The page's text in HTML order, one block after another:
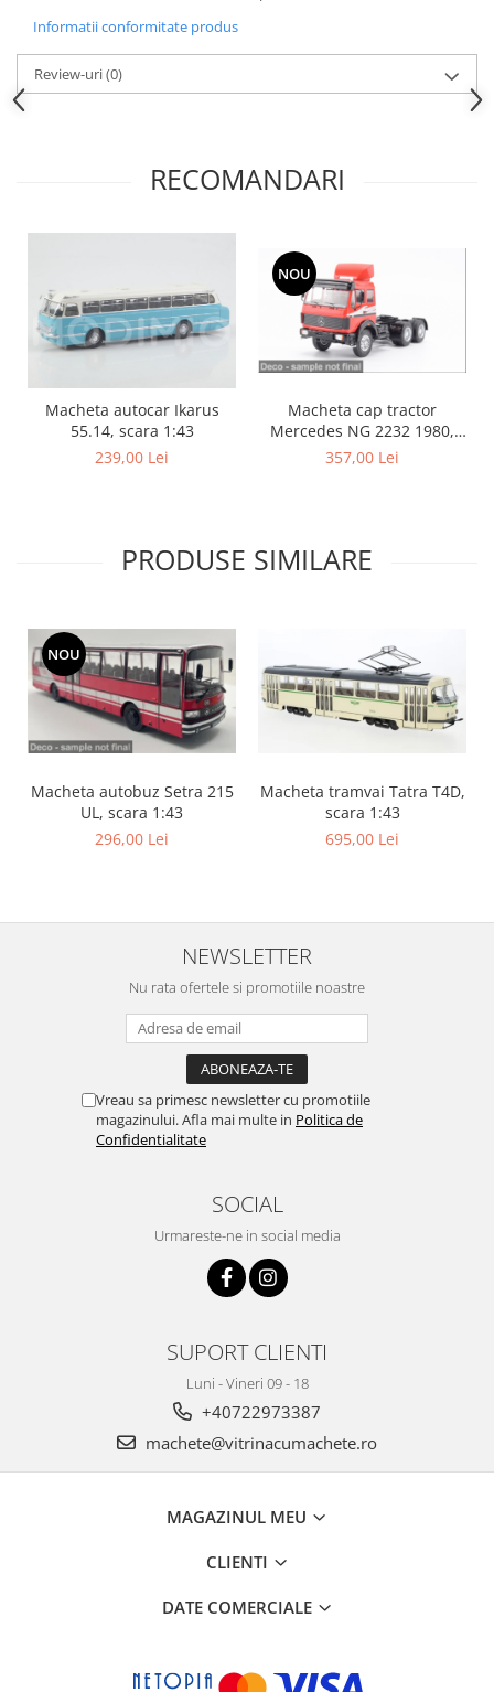
Informatii conformitate produs
Review-uri(0)
RECOMANDARI
Macheta autocar Ikarus
55.14, scara 1:43
239,00 Lei
NOU
Macheta cap tractor
Mercedes NG 2232 1980,
scara 1:43
357,00 Lei
PRODUSE SIMILARE
NOU
Macheta autobuz Setra 215
UL, scara 1:43
296,00 Lei
Macheta tramvai Tatra T4D,
scara 1:43
695,00 Lei
NEWSLETTER
Nu rata ofertele si promotiile noastre
Vreau sa primesc newsletter cu promotiile
magazinului. Afla mai multe in Politica de
Confidentialitate
SOCIAL
Urmareste-ne in social media
SUPORT CLIENTI
Luni - Vineri 09 - 18
+40722973387
machete@vitrinacumachete.ro
MAGAZINUL MEU
CLIENTI
DATE COMERCIALE